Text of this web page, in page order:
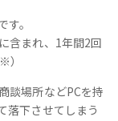
。
含まれ、1年間2回
談場所などPCを持
落下させてしまう